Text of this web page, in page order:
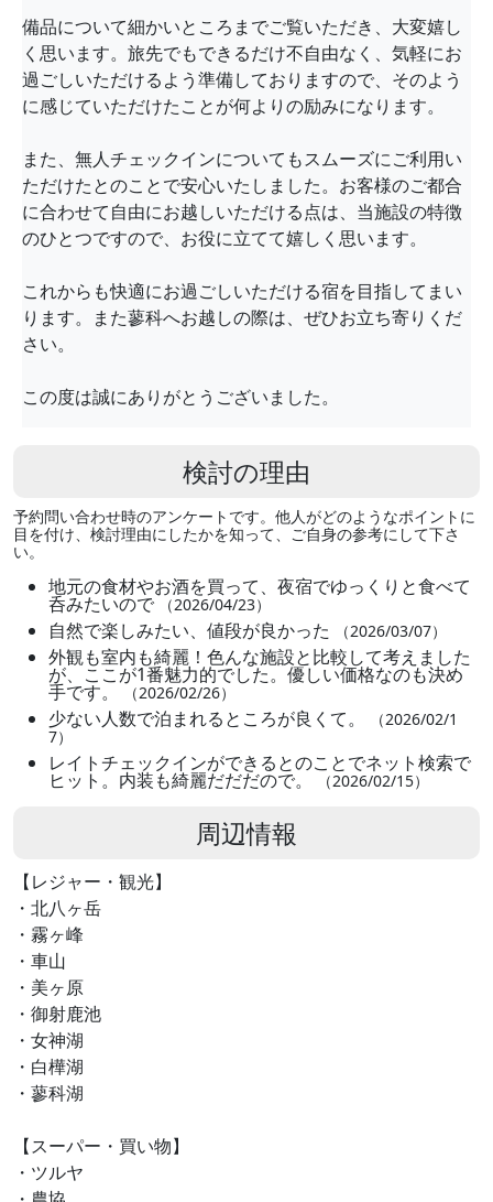
備品について細かいところまでご覧いただき、大変嬉し
く思います。旅先でもできるだけ不自由なく、気軽にお
過ごしいただけるよう準備しておりますので、そのよう
に感じていただけたことが何よりの励みになります。
また、無人チェックインについてもスムーズにご利用い
ただけたとのことで安心いたしました。お客様のご都合
に合わせて自由にお越しいただける点は、当施設の特徴
のひとつですので、お役に立てて嬉しく思います。
これからも快適にお過ごしいただける宿を目指してまい
ります。また蓼科へお越しの際は、ぜひお立ち寄りくだ
さい。
この度は誠にありがとうございました。
検討の理由
予約問い合わせ時のアンケートです。他人がどのようなポイントに
目を付け、検討理由にしたかを知って、ご自身の参考にして下さ
い。
地元の食材やお酒を買って、夜宿でゆっくりと食べて
呑みたいので （2026/04/23）
自然で楽しみたい、値段が良かった （2026/03/07）
外観も室内も綺麗！色んな施設と比較して考えました
が、ここが1番魅力的でした。優しい価格なのも決め
手です。 （2026/02/26）
少ない人数で泊まれるところが良くて。
（2026/02/1
7）
レイトチェックインができるとのことでネット検索で
ヒット。内装も綺麗だだだので。 （2026/02/15）
周辺情報
【レジャー・観光】
・北八ヶ岳
・霧ヶ峰
・車山
・美ヶ原
・御射鹿池
・女神湖
・白樺湖
・蓼科湖
【スーパー・買い物】
・ツルヤ